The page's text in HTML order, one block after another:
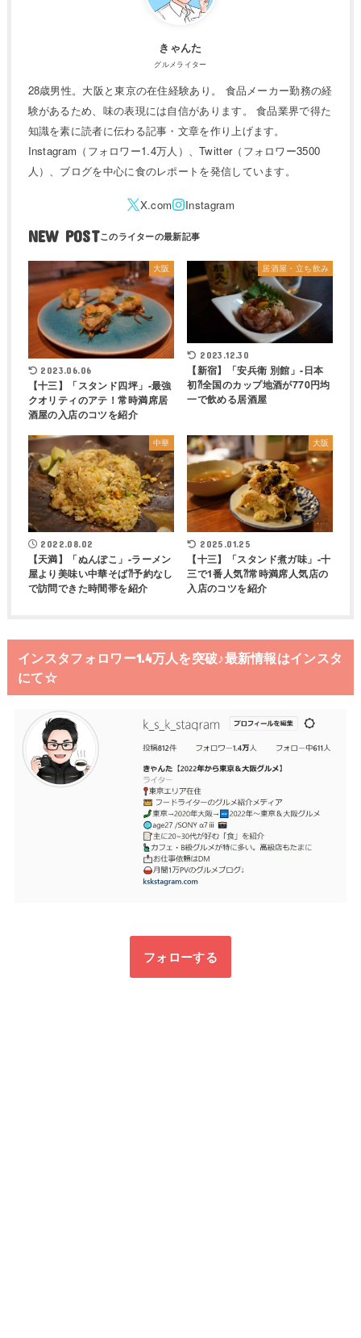
きゃんた
グルメライター
28歳男性。大阪と東京の在住経験あり。 食品メーカー勤務の経
験があるため、味の表現には自信があります。 食品業界で得た
知識を素に読者に伝わる記事・文章を作り上げます。
Instagram（フォロワー1.4万人）、Twitter（フォロワー3500
人）、ブログを中心に食のレポートを発信しています。
NEW POST
大阪
2023.06.06
【十三】「スタンド四坪」-最強
クオリティのアテ！常時満席居
酒屋の入店のコツを紹介
居酒屋・立ち飲み
2023.12.30
【新宿】「安兵衛 別館」-日本
初⁈全国のカップ地酒が770円均
一で飲める居酒屋
中華
2022.08.02
【天満】「ぬんぽこ」-ラーメン
屋より美味い中華そば⁈予約なし
で訪問できた時間帯を紹介
大阪
2025.01.25
【十三】「スタンド煮ガ味」-十
三で1番人気⁈常時満席人気店の
入店のコツを紹介
インスタフォロワー1.4万人を突破♪最新情報はインスタ
にて☆
フォローする